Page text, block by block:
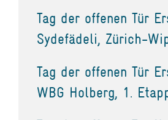
Tag der offenen Tür
Sydefädeli, Zürich-
Tag der offenen Tür
WBG Holberg, 1.